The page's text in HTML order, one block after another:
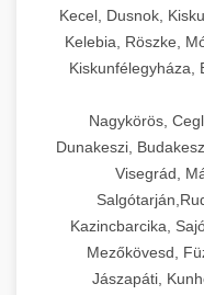
Kecel, Dusnok,
Kelebia, Röszke,
Kiskunfélegyháza,
Nagykörös,
Dunakeszi,
Visegrád,
Kazincbarcika,
Mezőkövesd,
Jászapáti,